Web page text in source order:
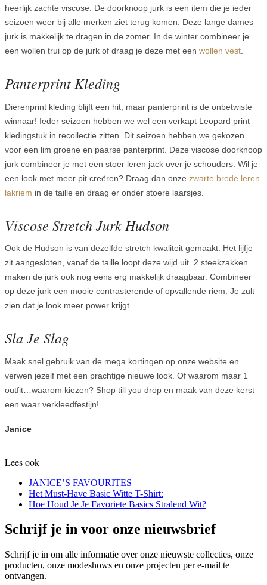
heerlijk zachte viscose. De doorknoop jurk is een item die je ieder
seizoen weer bij alle merken ziet terug komen. Deze lange dames
jurk is makkelijk te dragen in de zomer. In de winter combineer je
een wollen trui op de jurk of draag je deze met een wollen vest.
Panterprint Kleding
Dierenprint kleding blijft een hit, maar panterprint is de onbetwiste
winnaar! Ieder seizoen hebben we wel een verkapt Leopard print
kledingstuk in recollectie zitten. Dit seizoen hebben we gekozen
voor een lim groene en paarse panterprint. Deze viscose doorknoop
jurk combineer je met een stoer leren jack over je schouders. Wil je
een look met meer pit creëren? Draag dan onze zwarte brede leren
lakriem in de taille en draag er onder stoere laarsjes.
Viscose Stretch Jurk Hudson
Ook de Hudson is van dezelfde stretch kwaliteit gemaakt. Het lijfje
zit aangesloten, vanaf de taille loopt deze wijd uit. 2 steekzakken
maken de jurk ook nog eens erg makkelijk draagbaar. Combineer
op deze jurk een mooie contrasterende of opvallende riem. Je zult
zien dat je look meer power krijgt.
Sla Je Slag
Maak snel gebruik van de mega kortingen op onze website en
verwen jezelf met een prachtige nieuwe look. Of waarom maar 1
outfit…waarom kiezen? Shop till you drop en maak van deze kerst
een waar verkleedfestijn!
Janice
Lees ook
JANICE’S FAVOURITES
Het Must-Have Basic Witte T-Shirt:
Hoe Houd Je Je Favoriete Basics Stralend Wit?
Schrijf je in voor onze nieuwsbrief
Schrijf je in om alle informatie over onze nieuwste collecties, onze
producten, onze modeshows en onze projecten per e-mail te
ontvangen.